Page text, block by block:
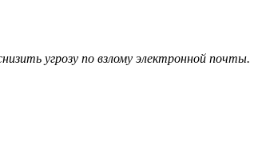
угрозу по взлому электронной почты.